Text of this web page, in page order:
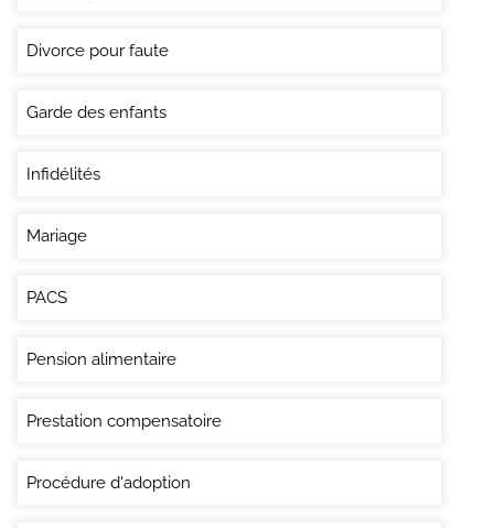
Divorce pour faute
Garde des enfants
Infidélités
Mariage
PACS
Pension alimentaire
Prestation compensatoire
Procédure d'adoption